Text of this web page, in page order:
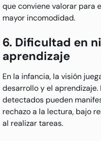
que conviene valorar para
mayor incomodidad.
6. Dificultad en
aprendizaje
En la infancia, la visión
desarrollo y el aprendizaje.
detectados pueden
rechazo a la lectura, bajo
al realizar tareas.